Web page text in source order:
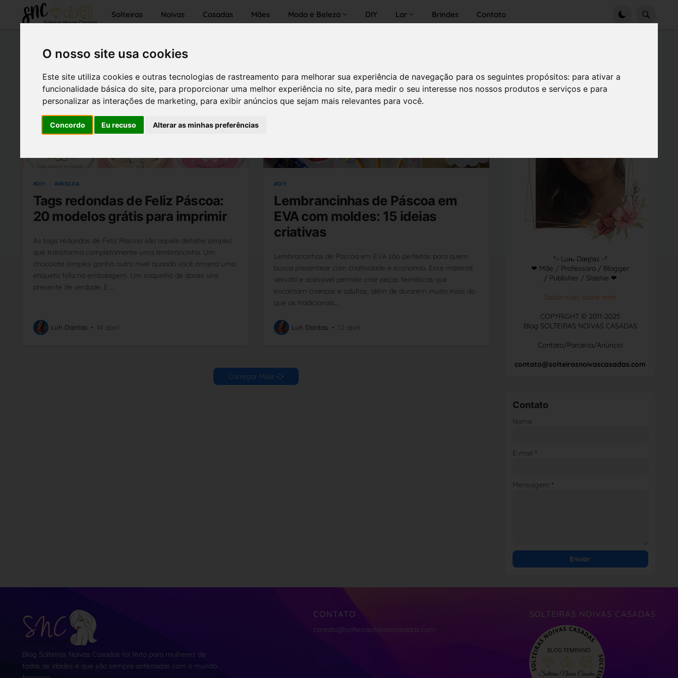
O nosso site usa cookies
Este site utiliza cookies e outras tecnologias de rastreamento para melhorar sua experiência de navegação para os seguintes propósitos: para ativar a
funcionalidade básica do site, para proporcionar uma melhor experiência no site, para medir o seu interesse nos nossos produtos e serviços e para
personalizar as interações de marketing, para exibir anúncios que sejam mais relevantes para você.
Concordo Eu recuso Alterar as minhas preferências
Solteiras Noivas Casadas Mães Moda e Beleza DIY Lar Brindes Contato
DIY PÁSCOA
Tags redondas de Feliz Páscoa:
20 modelos grátis para imprimir
As tags redondas de Feliz Páscoa são aquele detalhe simples
que transforma completamente uma lembrancinha. Um
chocolate simples ganha outro nível quando você amarra uma
etiqueta fofa na embalagem. Um saquinho de doces vira
presente de verdade. E …
Luh Dantas • 14 abril
DIY
Lembrancinhas de Páscoa em
EVA com moldes: 15 ideias
criativas
Lembrancinhas de Páscoa em EVA são perfeitas para quem
busca presentear com criatividade e economia. Esse material
versátil e acessível permite criar peças temáticas que
encantam crianças e adultos, além de durarem muito mais do
que os tradicionais…
Luh Dantas • 12 abril
Carregar Mais
°~ Luԋ Dɑɳtɑs ~°
❤ Mãe / Professora / Blogger
/ Publisher / Slashie ❤
Saiba mais sobre mim
COPYRIGHT © 2011-2025
Blog SOLTEIRAS NOIVAS CASADAS
Contato/Parceria/Anúncio
contato@solteirasnoivascasadas.com
Contato
Nome
E-mail *
Mensagem *
Blog Solteiras Noivas Casadas foi feito para mulheres de
todas as idades e que são sempre antenadas com o mundo
CONTATO
contato@solteirasnoivascasadas.com
SOLTEIRAS NOIVAS CASADAS